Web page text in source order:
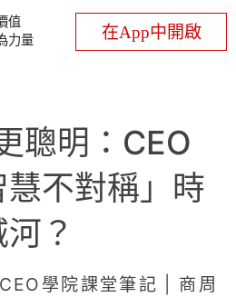
值
力量
在App中開啟
聰明：CEO
不對稱」時
？
學院課堂筆記 | 商周